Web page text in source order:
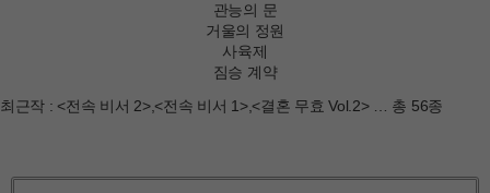
관능의 문
거울의 정원
사육제
짐승 계약
최근작 :<전속 비서 2>,<전속 비서 1>,<결혼 무효 Vol.2> … 총 56종